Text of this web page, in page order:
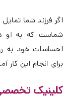
اگر فرزند شما
شماست که به او در
احساسات خود به
برای انجام این کار
کلینیک